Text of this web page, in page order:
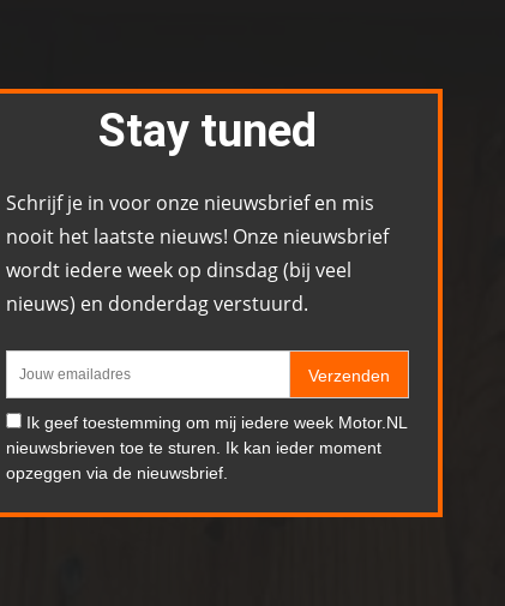
Stay tuned
Schrijf je in voor onze nieuwsbrief en mis
nooit het laatste nieuws! Onze nieuwsbrief
wordt iedere week op dinsdag (bij veel
nieuws) en donderdag verstuurd.
Verzenden
Ik geef toestemming om mij iedere week Motor.NL
nieuwsbrieven toe te sturen. Ik kan ieder moment
opzeggen via de nieuwsbrief.